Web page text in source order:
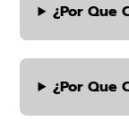
¿por Que
¿por Que